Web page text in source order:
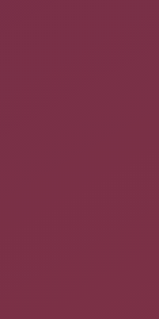
?
ouvrir des
exemple le répertoire
par un
touche que vous voulez
raccourci clavier vers
est déjà lancée
il la lance… Pour
sur (